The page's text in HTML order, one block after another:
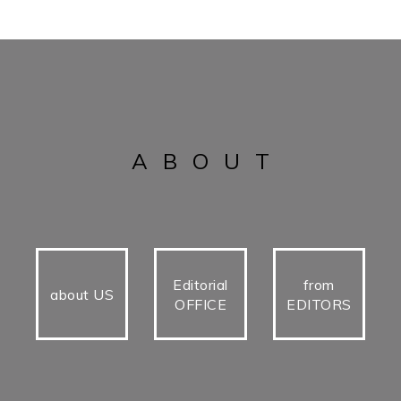
ABOUT
about US
Editorial
OFFICE
from
EDITORS